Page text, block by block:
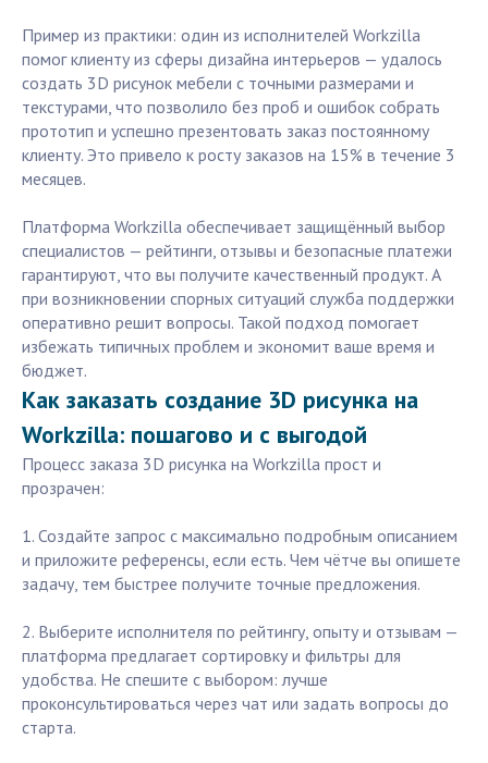
Пример из практики: один из исполнителей Workzilla
помог клиенту из сферы дизайна интерьеров — удалось
создать 3D рисунок мебели с точными размерами и
текстурами, что позволило без проб и ошибок собрать
прототип и успешно презентовать заказ постоянному
клиенту. Это привело к росту заказов на 15% в течение 3
месяцев.
Платформа Workzilla обеспечивает защищённый выбор
специалистов — рейтинги, отзывы и безопасные платежи
гарантируют, что вы получите качественный продукт. А
при возникновении спорных ситуаций служба поддержки
оперативно решит вопросы. Такой подход помогает
избежать типичных проблем и экономит ваше время и
бюджет.
Как заказать создание 3D рисунка на
Workzilla: пошагово и с выгодой
Процесс заказа 3D рисунка на Workzilla прост и
прозрачен:
1. Создайте запрос с максимально подробным описанием
и приложите референсы, если есть. Чем чётче вы опишете
задачу, тем быстрее получите точные предложения.
2. Выберите исполнителя по рейтингу, опыту и отзывам —
платформа предлагает сортировку и фильтры для
удобства. Не спешите с выбором: лучше
проконсультироваться через чат или задать вопросы до
старта.